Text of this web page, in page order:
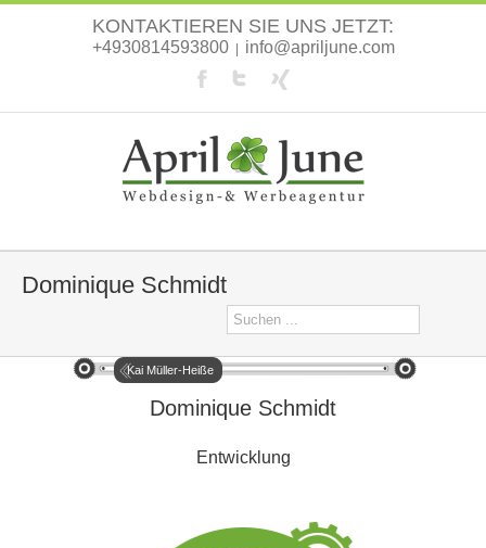
KONTAKTIEREN SIE UNS JETZT:
+4930814593800 info@apriljune.com
Dominique Schmidt
Kai Müller-Heiße
Dominique Schmidt
Entwicklung